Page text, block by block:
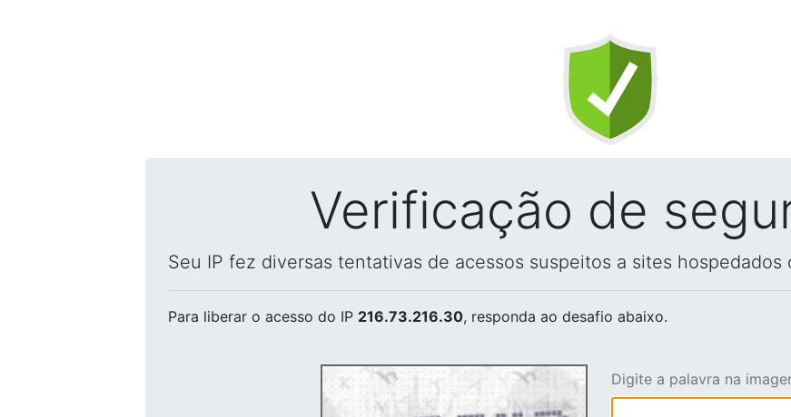
Verificação de
Seu IP fez diversas tentativas de acessos suspeitos a sites hospedados
Para liberar o acesso do IP 216.73.216.30, responda ao desafio abaixo.
Digite a palavra na